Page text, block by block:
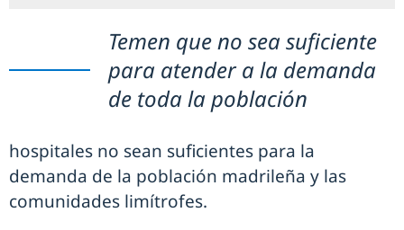
Temen que no sea suficiente
para atender a la demanda
de toda la población
hospitales no sean suficientes para la
demanda de la población madrileña y las
comunidades limítrofes.